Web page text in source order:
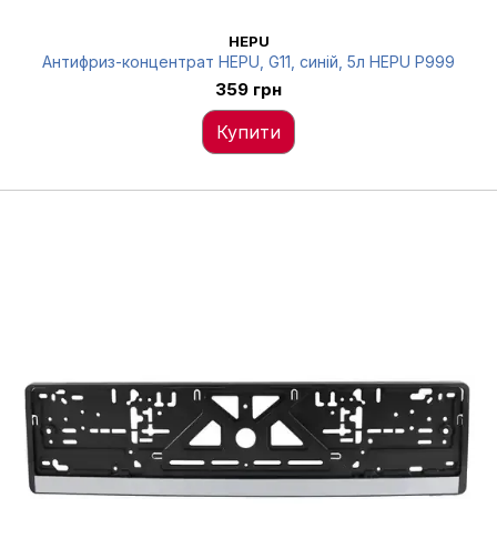
HEPU
Антифриз-концентрат HEPU, G11, синій, 5л HEPU P999
359 грн
Купити